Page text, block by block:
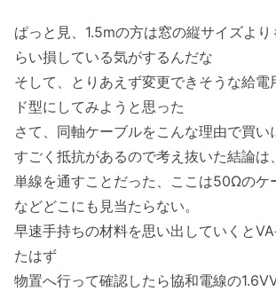
ぱっと見、1.5mの方は窓の縦サイズより
らい損している気がするんだな
そして、とりあえず変更できそうな給電
ド型にしてみようと思った
さて、同軸ケーブルをこんな理由で買い
すごく抵抗があるので考え抜いた結論は
単線を通すことだった、ここは50Ωのケ
などどこにも見当たらない。
早速手持ちの材料を思い出していくと
たはず
物置へ行って確認したら協和電線の